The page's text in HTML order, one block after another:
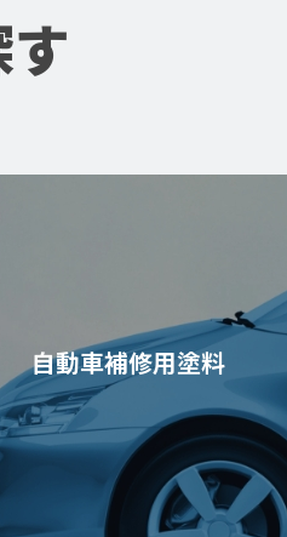
自動車補修用塗料